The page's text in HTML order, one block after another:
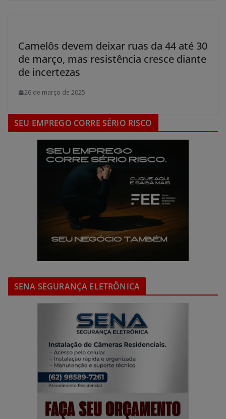
Camelôs devem deixar ruas da 44 até 30
de março, mas resistência cresce diante
de incertezas
26 de março de 2025
SEU EMPREGO CORRE SÉRIO RISCO
SENA SEGURANÇA ELETRÔNICA